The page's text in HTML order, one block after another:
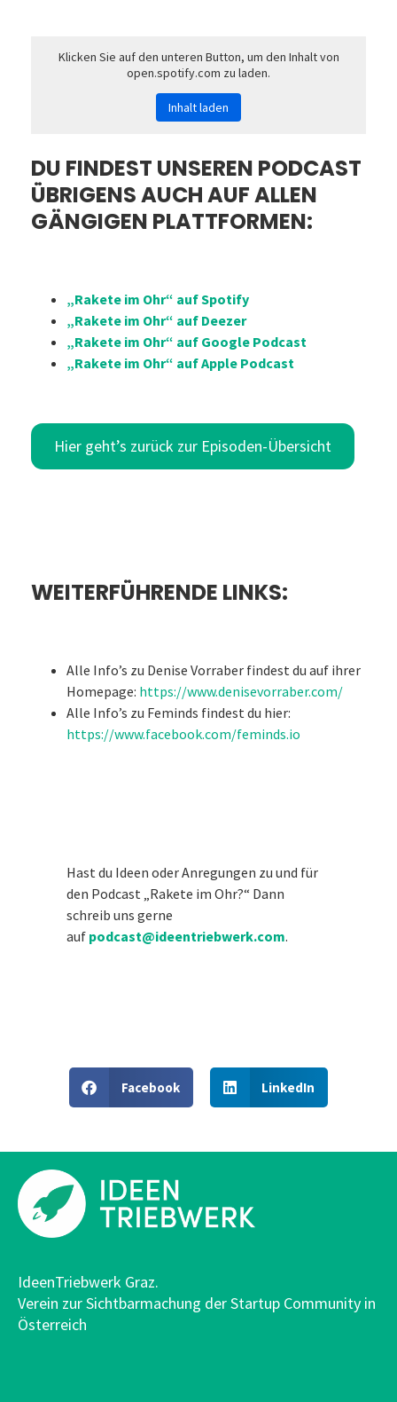
Klicken Sie auf den unteren Button, um den Inhalt von
open.spotify.com zu laden.
Inhalt laden
DU FINDEST UNSEREN PODCAST
ÜBRIGENS AUCH AUF ALLEN
GÄNGIGEN PLATTFORMEN:
„Rakete im Ohr“ auf Spotify
„Rakete im Ohr“ auf Deezer
„Rakete im Ohr“ auf Google Podcast
„Rakete im Ohr“ auf Apple Podcast
Hier geht’s zurück zur Episoden-Übersicht
WEITERFÜHRENDE LINKS:
Alle Info’s zu Denise Vorraber findest du auf ihrer
Homepage: https://www.denisevorraber.com/
Alle Info’s zu Feminds findest du hier:
https://www.facebook.com/feminds.io
Hast du Ideen oder Anregungen zu und für
den Podcast „Rakete im Ohr?“ Dann
schreib uns gerne
auf podcast@ideentriebwerk.com.
Facebook LinkedIn
IdeenTriebwerk Graz.
Verein zur Sichtbarmachung der Startup Community in
Österreich